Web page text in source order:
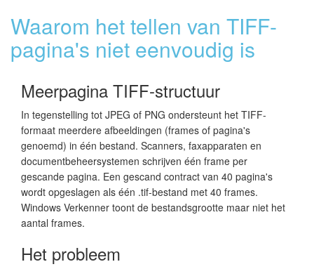
Waarom het tellen van TIFF-
pagina's niet eenvoudig is
Meerpagina TIFF-structuur
In tegenstelling tot JPEG of PNG ondersteunt het TIFF-
formaat meerdere afbeeldingen (frames of pagina's
genoemd) in één bestand. Scanners, faxapparaten en
documentbeheersystemen schrijven één frame per
gescande pagina. Een gescand contract van 40 pagina's
wordt opgeslagen als één .tif-bestand met 40 frames.
Windows Verkenner toont de bestandsgrootte maar niet het
aantal frames.
Het probleem